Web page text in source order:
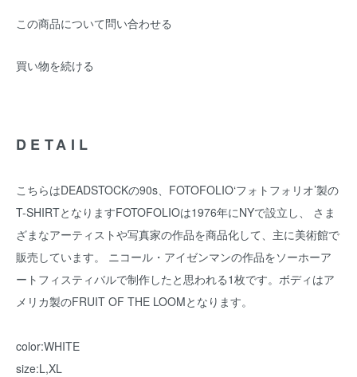
この商品について問い合わせる
買い物を続ける
DETAIL
こちらはDEADSTOCKの90s、FOTOFOLIO‘フォトフォリオ’製の
T-SHIRTとなりますFOTOFOLIOは1976年にNYで設立し、 さま
ざまなアーティストや写真家の作品を商品化して、主に美術館で
販売しています。 ニコール・アイゼンマンの作品をソーホーア
ートフィスティバルで制作したと思われる1枚です。ボディはア
メリカ製のFRUIT OF THE LOOMとなります。
color:WHITE
size:L,XL